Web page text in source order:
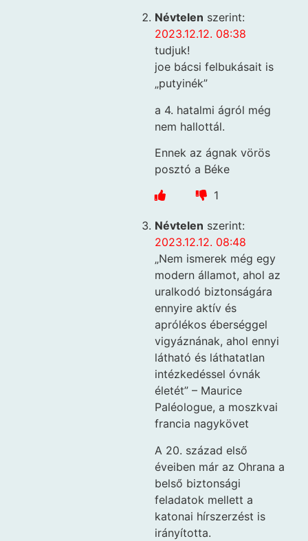
Névtelen szerint:
2023.12.12. 08:38
tudjuk!
joe bácsi felbukásait is
„putyinék”
a 4. hatalmi ágról még
nem hallottál.
Ennek az ágnak vörös
posztó a Béke
1
Névtelen szerint:
2023.12.12. 08:48
„Nem ismerek még egy
modern államot, ahol az
uralkodó biztonságára
ennyire aktív és
aprólékos éberséggel
vigyáznának, ahol ennyi
látható és láthatatlan
intézkedéssel óvnák
életét” – Maurice
Paléologue, a moszkvai
francia nagykövet
A 20. század első
éveiben már az Ohrana a
belső biztonsági
feladatok mellett a
katonai hírszerzést is
irányította.